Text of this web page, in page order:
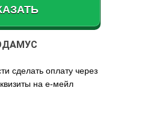
сделать оплату через
на е-мейл